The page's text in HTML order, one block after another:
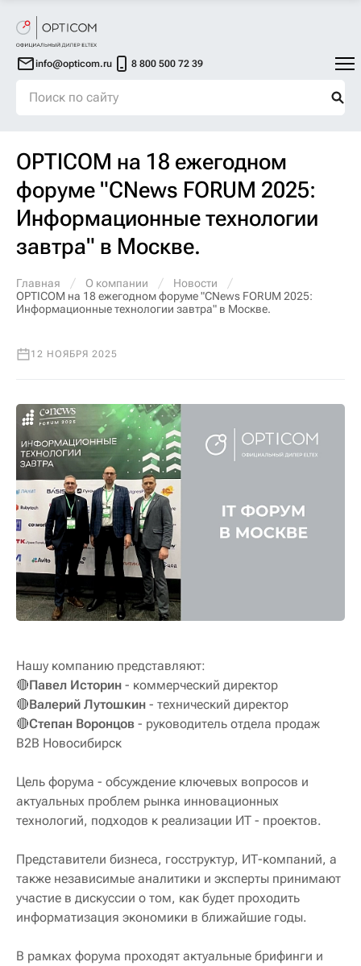
info@opticom.ru 8 800 500 72 39
OPTICOM на 18 ежегодном
форуме "CNews FORUM 2025:
Информационные технологии
завтра" в Москве.
Главная О компании
Новости
OPTICOM на 18 ежегодном форуме "CNews FORUM 2025:
Информационные технологии завтра" в Москве.
12 НОЯБРЯ 2025
Нашу компанию представляют:
🔴Павел Историн - коммерческий директор
🔴Валерий Лутошкин - технический директор
🔴Степан Воронцов - руководитель отдела продаж
B2B Новосибирск
Цель форума - обсуждение ключевых вопросов и
актуальных проблем рынка инновационных
технологий, подходов к реализации ИТ - проектов.
Представители бизнеса, госструктур, ИТ-компаний, а
также независимые аналитики и эксперты принимают
участие в дискуссии о том, как будет проходить
информатизация экономики в ближайшие годы.
В рамках форума проходят актуальные брифинги и